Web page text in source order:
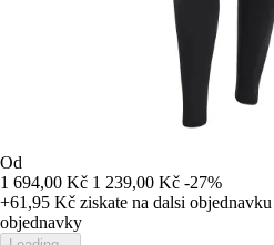
Od
1 694,00 Kč 1 239,00 Kč -27%
+61,95 Kč ziskate na dalsi objednavku
objednavky